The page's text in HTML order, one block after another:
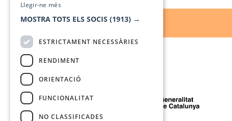
Amb el suport de
Llegir-ne més
MOSTRA TOTS ELS SOCIS (1913) →
ESTRICTAMENT NECESSÀRIES
RENDIMENT
ORIENTACIÓ
FUNCIONALITAT
NO CLASSIFICADES